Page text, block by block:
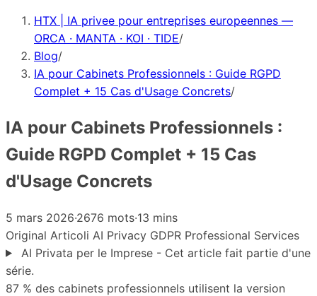
HTX | IA privee pour entreprises europeennes —
ORCA · MANTA · KOI · TIDE/
Blog/
IA pour Cabinets Professionnels : Guide RGPD
Complet + 15 Cas d'Usage Concrets/
IA pour Cabinets Professionnels :
Guide RGPD Complet + 15 Cas
d'Usage Concrets
5 mars 2026·2676 mots·13 mins
Original Articoli AI Privacy GDPR Professional Services
AI Privata per le Imprese - Cet article fait partie d'une
série.
87 % des cabinets professionnels utilisent la version